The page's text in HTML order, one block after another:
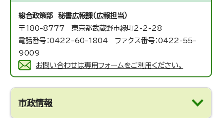
総合政策部 秘書広報課（広報担当）
〒180-8777 東京都武蔵野市緑町2-2-28
電話番号：0422-60-1804 ファクス番号：0422-55-
9009
お問い合わせは専用フォームをご利用ください。
市政情報